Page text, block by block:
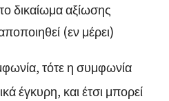
δικαίωμα αξίωσης
(εν μέρει)
τότε η συμφωνία
έγκυρη, και έτσι μπορεί